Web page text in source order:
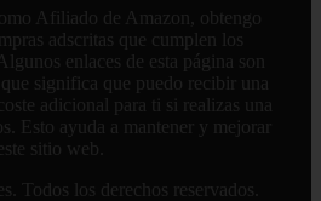
Afiliado de Amazon, obtengo
adscritas que cumplen los
enlaces de esta página son
significa que puedo recibir una
adicional para ti si realizas una
Esto ayuda a mantener y mejorar
sitio web.
Todos los derechos reservados.